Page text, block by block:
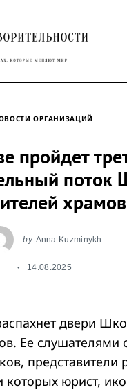
ОРГАНИЗАЦИЙ
пройдет
поток
храмов
by Anna Kuzminykh
14.08.2025
двери
Ее слушателями
представители
которых юрист,